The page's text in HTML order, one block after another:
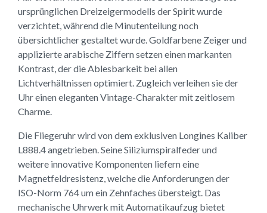
ursprünglichen Dreizeigermodells der Spirit wurde
verzichtet, während die Minutenteilung noch
übersichtlicher gestaltet wurde. Goldfarbene Zeiger und
applizierte arabische Ziffern setzen einen markanten
Kontrast, der die Ablesbarkeit bei allen
Lichtverhältnissen optimiert. Zugleich verleihen sie der
Uhr einen eleganten Vintage-Charakter mit zeitlosem
Charme.
Die Fliegeruhr wird von dem exklusiven Longines Kaliber
L888.4 angetrieben. Seine Siliziumspiralfeder und
weitere innovative Komponenten liefern eine
Magnetfeldresistenz, welche die Anforderungen der
ISO-Norm 764 um ein Zehnfaches übersteigt. Das
mechanische Uhrwerk mit Automatikaufzug bietet